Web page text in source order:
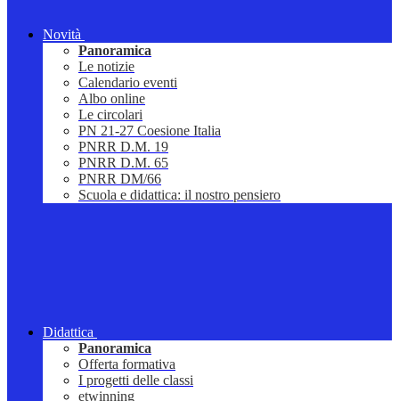
Novità
Panoramica
Le notizie
Calendario eventi
Albo online
Le circolari
PN 21-27 Coesione Italia
PNRR D.M. 19
PNRR D.M. 65
PNRR DM/66
Scuola e didattica: il nostro pensiero
Didattica
Panoramica
Offerta formativa
I progetti delle classi
etwinning